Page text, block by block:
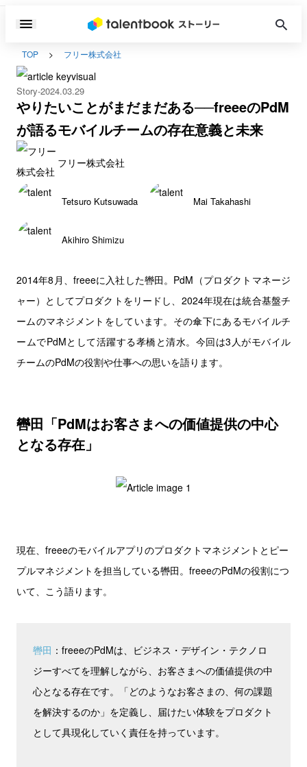
TOP フリー株式会社
Story 2024.03.29
やりたいことがまだまだある──freeeのPdM
が語るモバイルチームの存在意義と未来
フリー株式会社
Tetsuro Kutsuwada Mai Takahashi
Akihiro Shimizu
2014年8月、freeeに入社した轡田。PdM（プロダクトマネージ
ャー）としてプロダクトをリードし、2024年現在は統合基盤チ
ームのマネジメントをしています。その傘下にあるモバイルチ
ームでPdMとして活躍する孝橋と清水。今回は3人がモバイル
チームのPdMの役割や仕事への思いを語ります。
轡田「PdMはお客さまへの価値提供の中心
となる存在」
現在、freeeのモバイルアプリのプロダクトマネジメントとピー
プルマネジメントを担当している轡田。freeeのPdMの役割につ
いて、こう語ります。
轡田 ：freeeのPdMは、ビジネス・デザイン・テクノロ
ジーすべてを理解しながら、お客さまへの価値提供の中
心となる存在です。「どのようなお客さまの、何の課題
を解決するのか」を定義し、届けたい体験をプロダクト
として具現化していく責任を持っています。